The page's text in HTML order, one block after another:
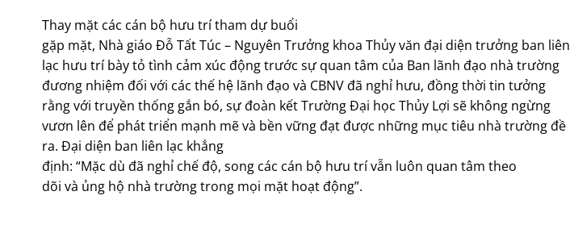
Thay mặt các cán bộ hưu trí tham dự buổi
gặp mặt, Nhà giáo Đỗ Tất Túc – Nguyên Trưởng khoa Thủy văn đại diện trưởng ban liên
lạc hưu trí bày tỏ tình cảm xúc động trước sự quan tâm của Ban lãnh đạo nhà trường
đương nhiệm đối với các thế hệ lãnh đạo và CBNV đã nghỉ hưu, đồng thời tin tưởng
rằng với truyền thống gắn bó, sự đoàn kết Trường Đại học Thủy Lợi sẽ không ngừng
vươn lên để phát triển mạnh mẽ và bền vững đạt được những mục tiêu nhà trường đề
ra. Đại diện ban liên lạc khẳng
định: “Mặc dù đã nghỉ chế độ, song các cán bộ hưu trí vẫn luôn quan tâm theo
dõi và ủng hộ nhà trường trong mọi mặt hoạt động”.